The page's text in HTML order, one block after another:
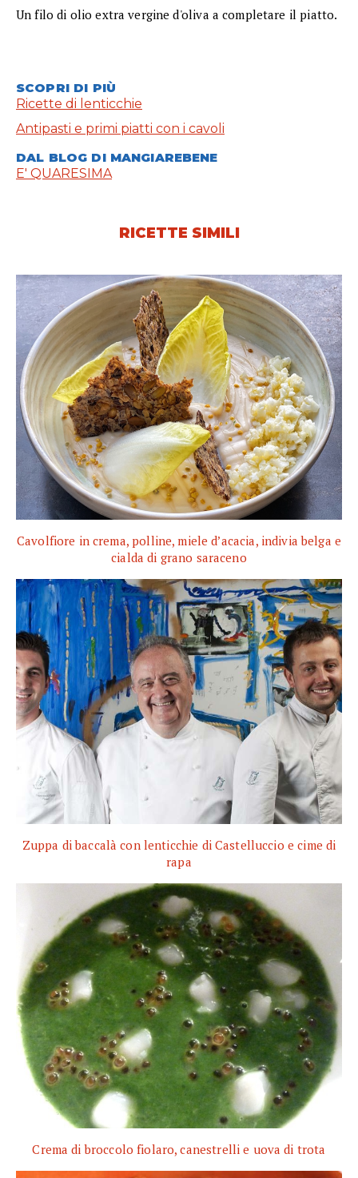
Un filo di olio extra vergine d'oliva a completare il piatto.
SCOPRI DI PIÙ
Ricette di lenticchie
Antipasti e primi piatti con i cavoli
DAL BLOG DI MANGIAREBENE
E' QUARESIMA
RICETTE SIMILI
Cavolfiore in crema, polline, miele d’acacia, indivia belga e
cialda di grano saraceno
Zuppa di baccalà con lenticchie di Castelluccio e cime di
rapa
Crema di broccolo fiolaro, canestrelli e uova di trota